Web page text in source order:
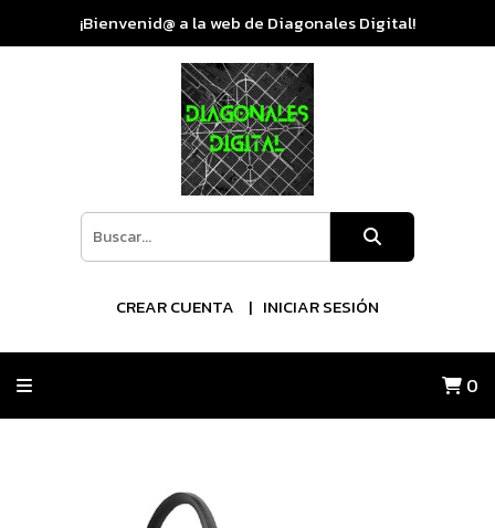
¡Bienvenid@ a la web de Diagonales Digital!
CREAR CUENTA INICIAR SESIÓN
0